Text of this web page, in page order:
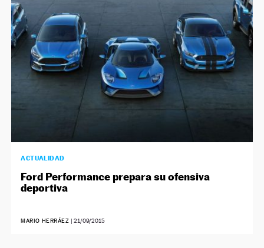
ACTUALIDAD
Ford Performance prepara su ofensiva
deportiva
MARIO HERRÁEZ | 21/09/2015